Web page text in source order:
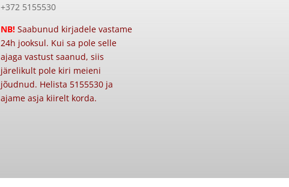
+372 5155530
NB! Saabunud kirjadele vastame
24h jooksul. Kui sa pole selle
ajaga vastust saanud, siis
järelikult pole kiri meieni
jõudnud. Helista 5155530 ja
ajame asja kiirelt korda.